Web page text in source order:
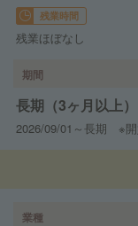
残業時間
残業ほぼなし
期間
長期（3ヶ月以上）
2026/09/01～長期 ※
業種